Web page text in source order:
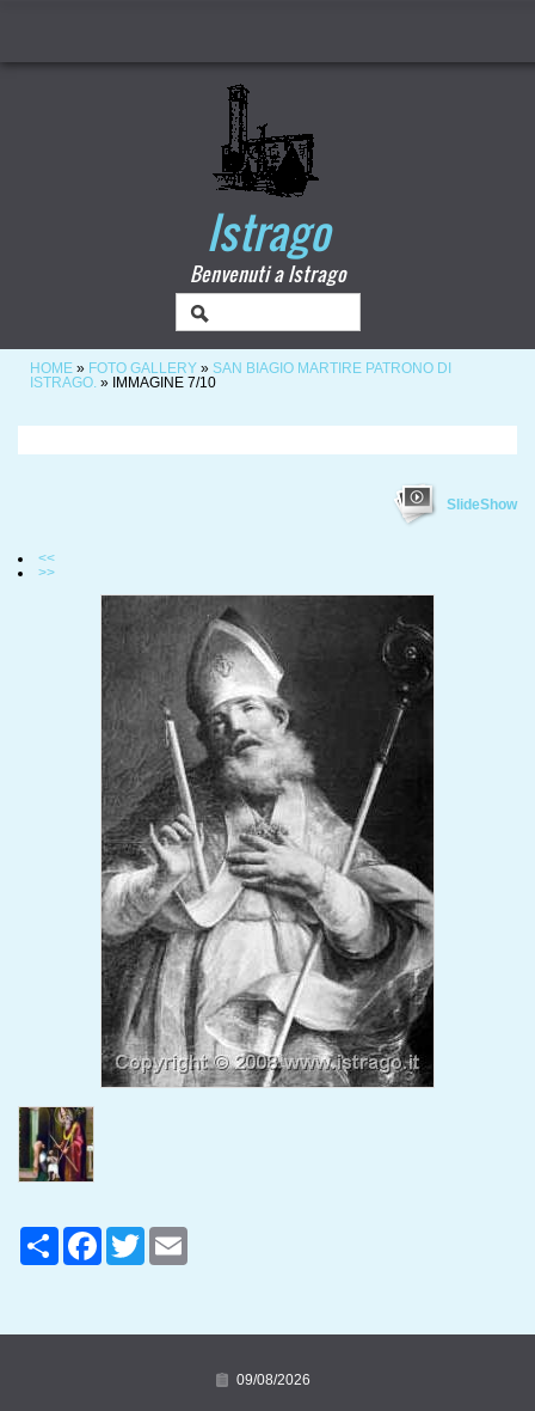
Istrago
Benvenuti a Istrago
HOME » FOTO GALLERY » SAN BIAGIO MARTIRE PATRONO DI
ISTRAGO. » IMMAGINE 7/10
SlideShow
<<
>>
Share FacebookTwitter
09/08/2026